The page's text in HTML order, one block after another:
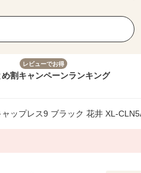
め割
レビューでお得
キャンペーンランキング
ップレス9 ブラック 花井 XL-